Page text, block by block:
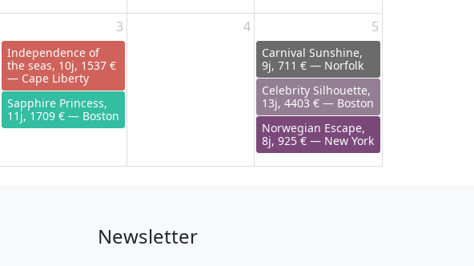
3
Independence of
the seas, 10j, 1537 €
— Cape Liberty
Sapphire Princess,
11j, 1709 € — Boston
4 5
Carnival Sunshine,
9j, 711 € — Norfolk
Celebrity Silhouette,
13j, 4403 € — Boston
Norwegian Escape,
8j, 925 € — New York
Newsletter